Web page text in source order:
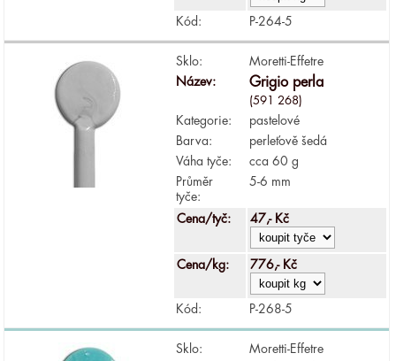
Kód: P-264-5
Sklo:
Moretti-Effetre
Název:
Grigio perla
(591 268)
Kategorie:
pastelové
Barva:
perleťově šedá
Váha tyče:
cca 60 g
Průměr
tyče:
5-6 mm
Cena/tyč: 47,- Kč
Cena/kg: 776,- Kč
Kód: P-268-5
Sklo:
Moretti-Effetre